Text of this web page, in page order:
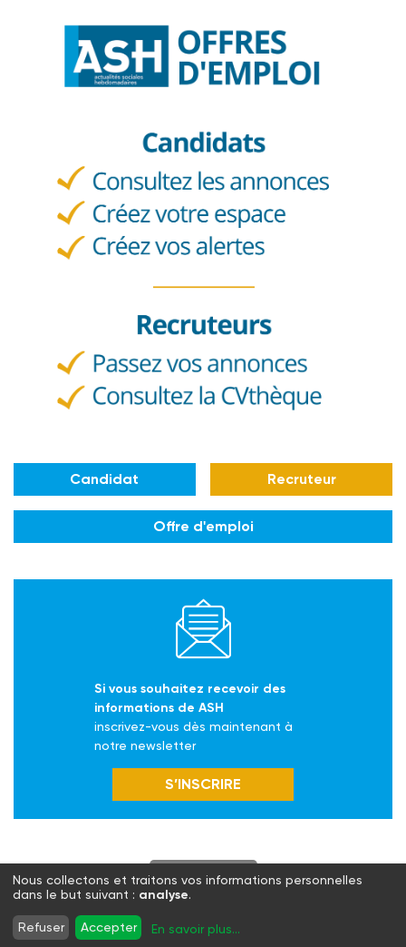
Candidat Recruteur
Offre d'emploi
Si vous souhaitez recevoir des
informations de ASH
inscrivez-vous dès maintenant à
notre newsletter
S’INSCRIRE
S'abonner
Twitter Facebook
WhatsApp
Nous collectons et traitons vos informations personnelles
dans le but suivant : analyse.
Refuser Accepter En savoir plus...